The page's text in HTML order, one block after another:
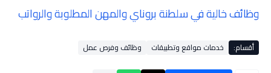
وظائف خالية في سلطنة بروناي والمهن المطلوبة والرواتب
أقسام: خدمات مواقع وتطبيقات وظائف وفرص عمل